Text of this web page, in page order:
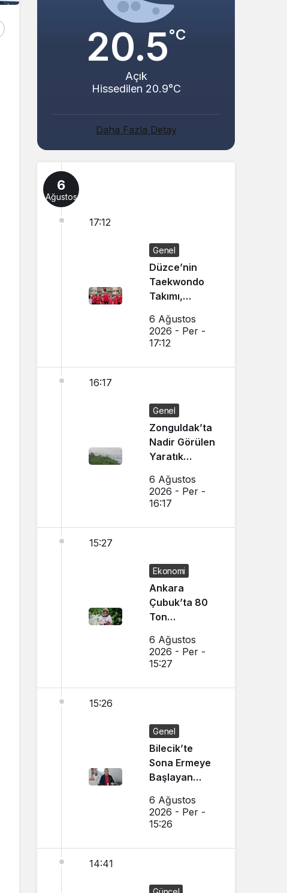
20.5°C
Açık
Hissedilen 20.9°C
Daha Fazla Detay
6
Ağustos
17:12
Genel
Düzce’nin
Taekwondo
Takımı,
Başarı
Sağladı
6 Ağustos
2026 - Per -
17:12
16:17
Genel
Zonguldak’ta
Nadir Görülen
Yaratık
6 Ağustos
2026 - Per -
16:17
15:27
Ekonomi
Ankara
Çubuk’ta 80
Ton
6 Ağustos
2026 - Per -
15:27
15:26
Genel
Bilecik’te
Sona Ermeye
Başlayan
Sürdürüyor
6 Ağustos
2026 - Per -
15:26
14:41